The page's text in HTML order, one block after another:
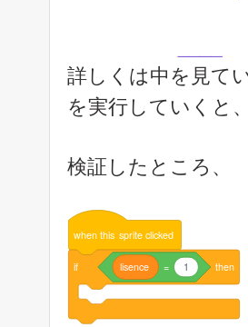
詳しくは中を見て
を実行していくと
検証したところ、
when this sprite clicked
if lisence = 1 then